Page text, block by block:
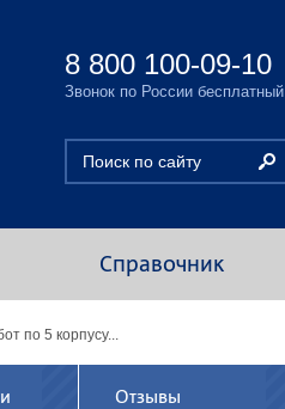
8 800 100-09-10
Звонок по России бесплатный
Справочник
по 5 корпусу...
Отзывы